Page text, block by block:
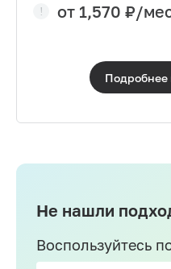
от 1,570 ₽/
Подробнее
Не нашли
Воспользуйтесь